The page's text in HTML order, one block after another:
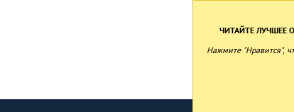
ЧИТАЙТЕ ЛУЧШЕЕ
Нажмите "Нравится",